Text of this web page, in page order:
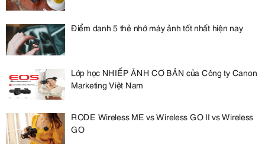
Điểm danh 5 thẻ nhớ máy ảnh tốt nhất hiện nay
Lớp học NHIẾP ẢNH CƠ BẢN của Công ty Canon
Marketing Việt Nam
RODE Wireless ME vs Wireless GO II vs Wireless
GO